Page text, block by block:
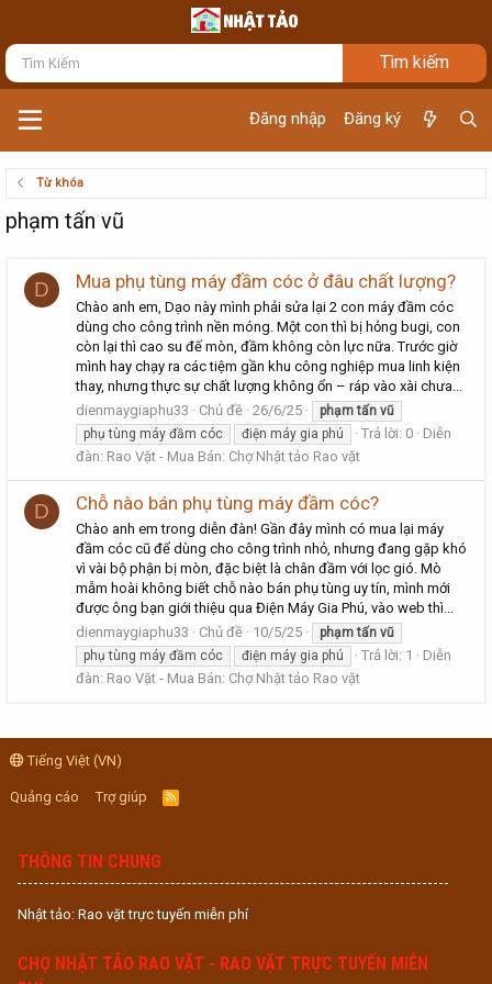
Đăng nhập Đăng ký
Từ khóa
phạm tấn vũ
D Mua phụ tùng máy đầm cóc ở đâu chất lượng?
Chào anh em, Dạo này mình phải sửa lại 2 con máy đầm cóc
dùng cho công trình nền móng. Một con thì bị hỏng bugi, con
còn lại thì cao su đế mòn, đầm không còn lực nữa. Trước giờ
mình hay chạy ra các tiệm gần khu công nghiệp mua linh kiện
thay, nhưng thực sự chất lượng không ổn – ráp vào xài chưa...
dienmaygiaphu33
Chủ đề 26/6/25 phạm tấn vũ
phụ tùng máy đầm cóc
điện máy gia phú Trả lời: 0
Diễn
đàn: Rao Vặt - Mua Bán: Chợ Nhật tảo Rao vặt
D Chỗ nào bán phụ tùng máy đầm cóc?
Chào anh em trong diễn đàn! Gần đây mình có mua lại máy
đầm cóc cũ để dùng cho công trình nhỏ, nhưng đang gặp khó
vì vài bộ phận bị mòn, đặc biệt là chân đầm với lọc gió. Mò
mẫm hoài không biết chỗ nào bán phụ tùng uy tín, mình mới
được ông bạn giới thiệu qua Điện Máy Gia Phú, vào web thì...
dienmaygiaphu33
Chủ đề 10/5/25 phạm tấn vũ
phụ tùng máy đầm cóc
điện máy gia phú Trả lời: 1
Diễn
đàn: Rao Vặt - Mua Bán: Chợ Nhật tảo Rao vặt
Tiếng Việt (VN)
Quảng cáo Trợ giúp
R
S
THÔNG TIN CHUNG
Nhật tảo: Rao vặt trực tuyến miễn phí
CHỢ NHẬT TẢO RAO VẶT - RAO VẶT TRỰC TUYẾN MIỄN